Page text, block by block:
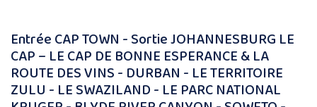
Entrée CAP TOWN - Sortie JOHANNESBURG LE
CAP – LE CAP DE BONNE ESPERANCE & LA
ROUTE DES VINS - DURBAN - LE TERRITOIRE
ZULU - LE SWAZILAND - LE PARC NATIONAL